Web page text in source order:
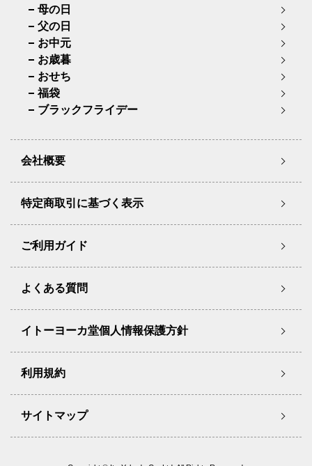
母の日
父の日
お中元
お歳暮
おせち
福袋
ブラックフライデー
会社概要
特定商取引に基づく表示
ご利用ガイド
よくある質問
イトーヨーカ堂個人情報保護方針
利用規約
サイトマップ